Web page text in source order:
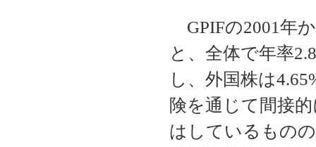
GPIFの2001年
と、全体で年率
し、外国株は
険を通じて間接
はしているもの